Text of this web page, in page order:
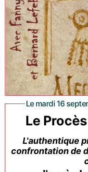
Le mardi 16
Le
L'authentique
confrontation de